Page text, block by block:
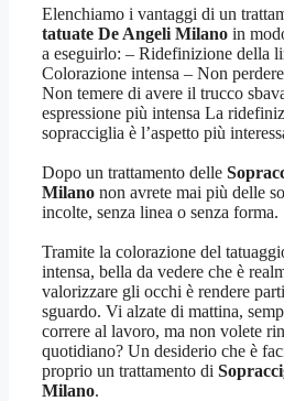
Elenchiamo i vantaggi di un
tatuate De Angeli Milano in
a eseguirlo: – Ridefinizione della
Colorazione intensa – Non
Non temere di avere il trucco
espressione più intensa La
sopracciglia è l’aspetto più
Dopo un trattamento delle
Milano non avrete mai più delle
incolte, senza linea o senza forma.
Tramite la colorazione del
intensa, bella da vedere che è
valorizzare gli occhi è rendere
sguardo. Vi alzate di mattina,
correre al lavoro, ma non volete
quotidiano? Un desiderio che è
proprio un trattamento di
Milano.